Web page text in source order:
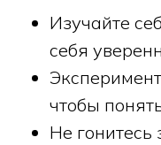
Изучайте
себя
чтобы
Не